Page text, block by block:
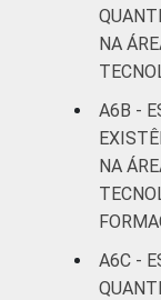
NA
A6B -
NA
A6C -